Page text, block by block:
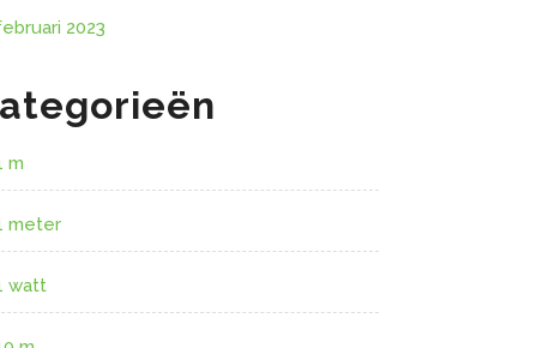
2023
m
meter
watt